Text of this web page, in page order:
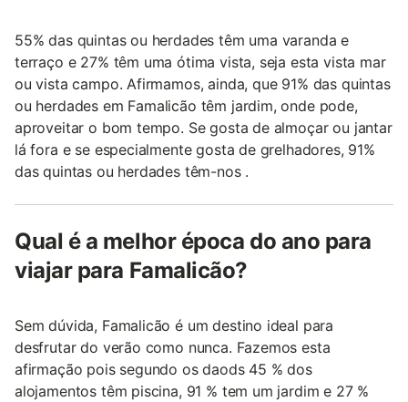
55% das quintas ou herdades têm uma varanda e
terraço e 27% têm uma ótima vista, seja esta vista mar
ou vista campo. Afirmamos, ainda, que 91% das quintas
ou herdades em Famalicão têm jardim, onde pode,
aproveitar o bom tempo. Se gosta de almoçar ou jantar
lá fora e se especialmente gosta de grelhadores, 91%
das quintas ou herdades têm-nos .
Qual é a melhor época do ano para
viajar para Famalicão?
Sem dúvida, Famalicão é um destino ideal para
desfrutar do verão como nunca. Fazemos esta
afirmação pois segundo os daods 45 % dos
alojamentos têm piscina, 91 % tem um jardim e 27 %